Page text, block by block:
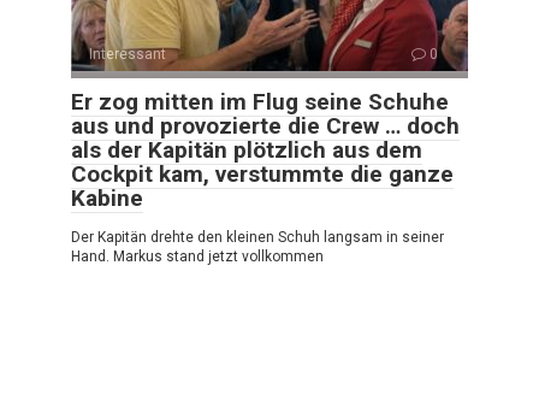
Interessant 0
Er zog mitten im Flug seine Schuhe
aus und provozierte die Crew … doch
als der Kapitän plötzlich aus dem
Cockpit kam, verstummte die ganze
Kabine
Der Kapitän drehte den kleinen Schuh langsam in seiner
Hand. Markus stand jetzt vollkommen